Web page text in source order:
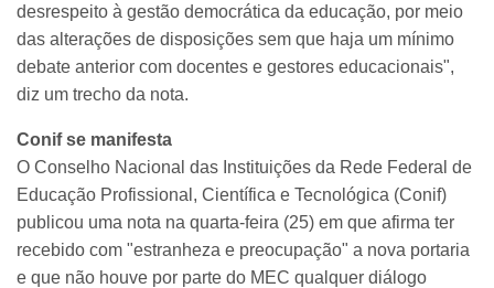
desrespeito à gestão democrática da educação, por meio
das alterações de disposições sem que haja um mínimo
debate anterior com docentes e gestores educacionais",
diz um trecho da nota.
Conif se manifesta
O Conselho Nacional das Instituições da Rede Federal de
Educação Profissional, Científica e Tecnológica (Conif)
publicou uma nota na quarta-feira (25) em que afirma ter
recebido com "estranheza e preocupação" a nova portaria
e que não houve por parte do MEC qualquer diálogo